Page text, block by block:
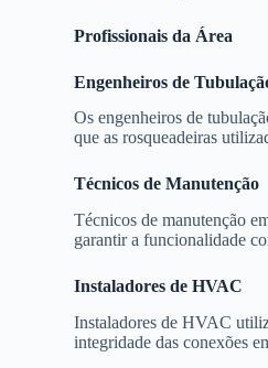
Profissionais da Área
Engenheiros de
Os engenheiros de
que as rosqueadeiras
Técnicos de Manutenção
Técnicos de manutenção
garantir a funcionalidade
Instaladores de HVAC
Instaladores de HVAC
integridade das conexões